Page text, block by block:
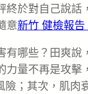
終於對自己說
意新竹 健檢報告
有哪些？田爽說
力量不再是攻
；其次，肌肉